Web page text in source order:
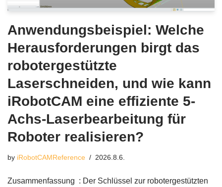
Anwendungsbeispiel: Welche
Herausforderungen birgt das
robotergestützte
Laserschneiden, und wie kann
iRobotCAM eine effiziente 5-
Achs-Laserbearbeitung für
Roboter realisieren?
by iRobotCAMReference 2026.8.6.
Zusammenfassung : Der Schlüssel zur robotergestützten